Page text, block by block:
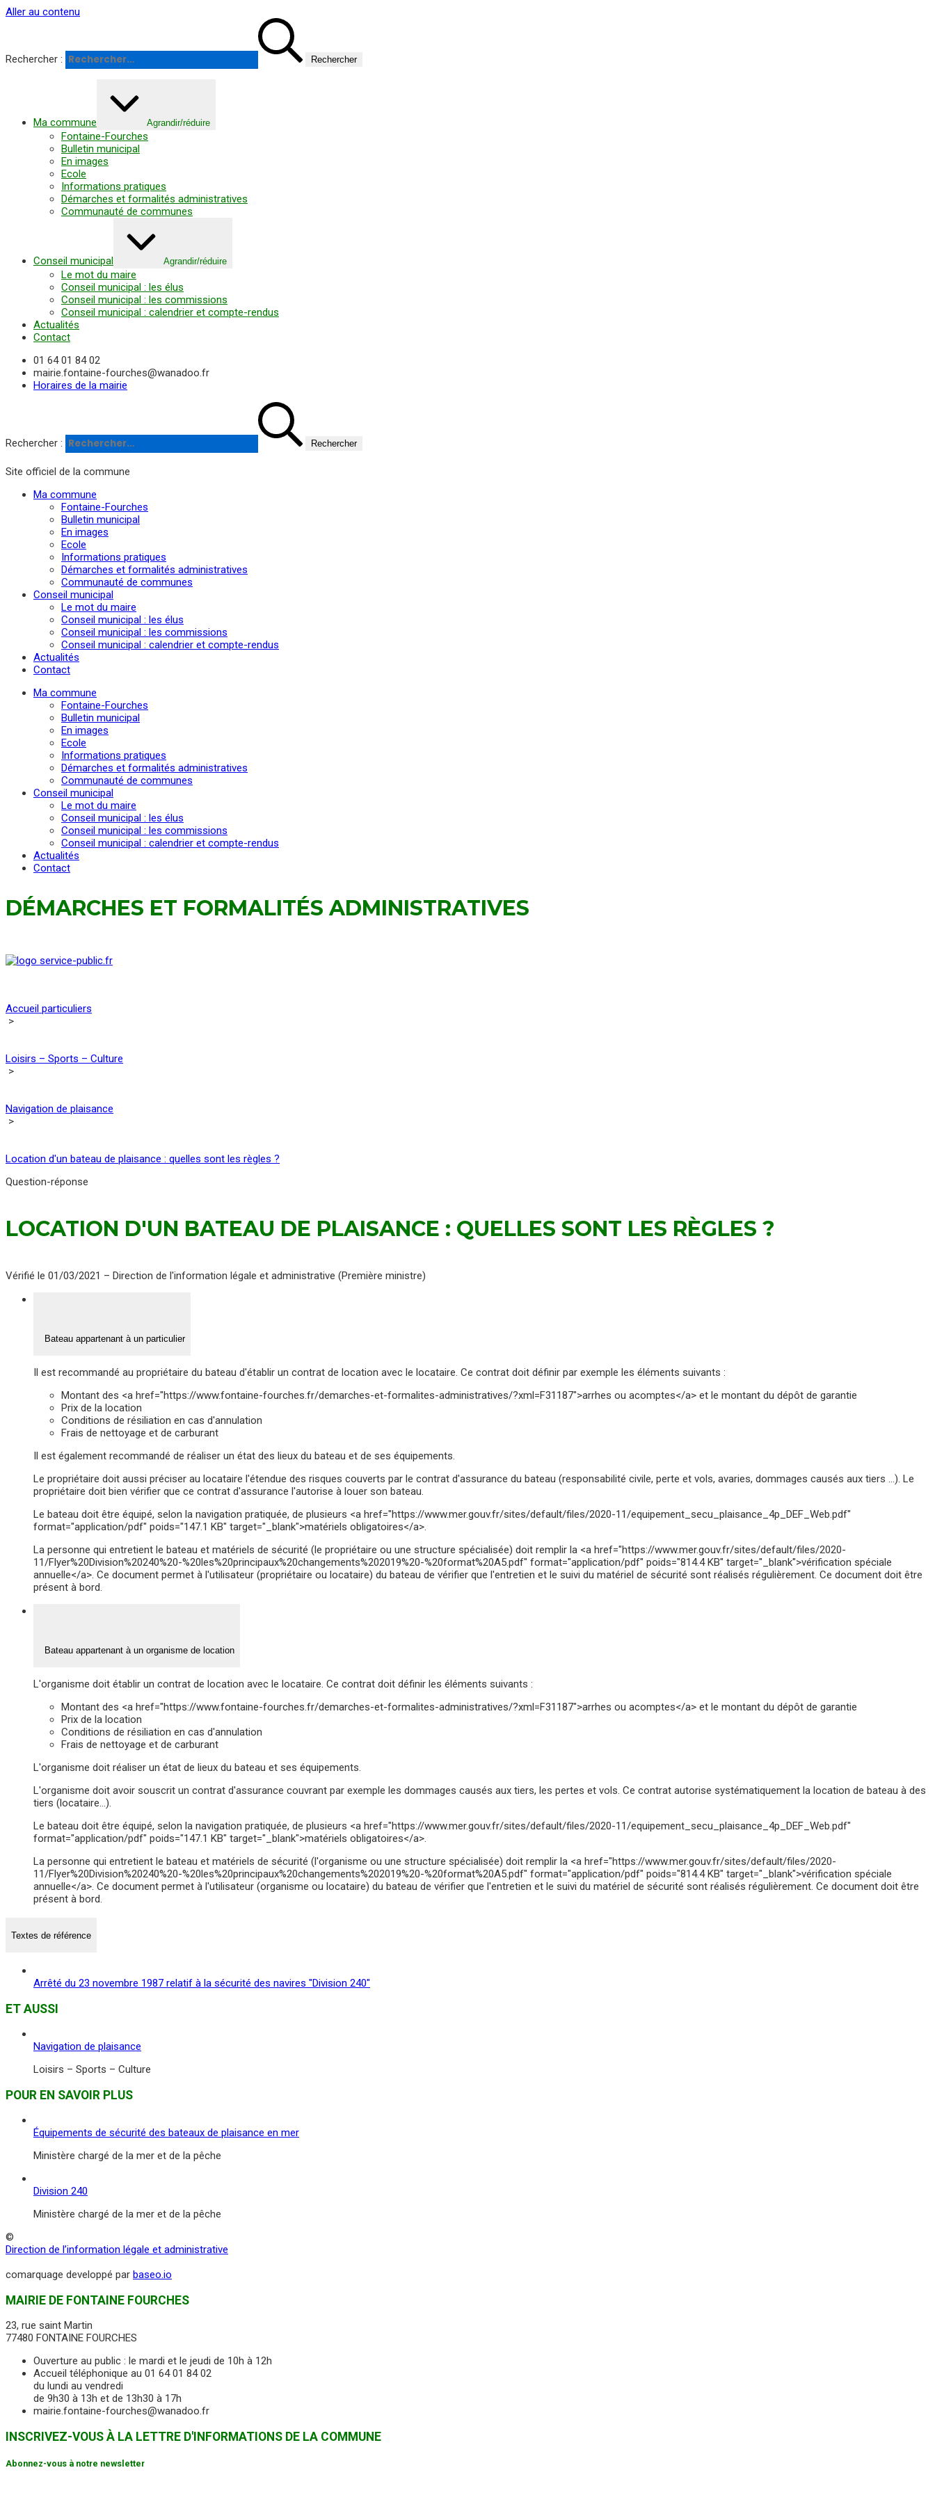
Panneau de gestion des cookies
Aller au contenu
Rechercher :
Ma commune Agrandir/réduire
Fontaine-Fourches
Bulletin municipal
En images
Ecole
Informations pratiques
Démarches et formalités administratives
Communauté de communes
Conseil municipal Agrandir/réduire
Le mot du maire
Conseil municipal : les élus
Conseil municipal : les commissions
Conseil municipal : calendrier et compte-rendus
Actualités
Contact
01 64 01 84 02
mairie.fontaine-fourches@wanadoo.fr
Horaires de la mairie
Rechercher :
Site officiel de la commune
Ma commune
Fontaine-Fourches
Bulletin municipal
En images
Ecole
Informations pratiques
Démarches et formalités administratives
Communauté de communes
Conseil municipal
Le mot du maire
Conseil municipal : les élus
Conseil municipal : les commissions
Conseil municipal : calendrier et compte-rendus
Actualités
Contact
Ma commune
Fontaine-Fourches
Bulletin municipal
En images
Ecole
Informations pratiques
Démarches et formalités administratives
Communauté de communes
Conseil municipal
Le mot du maire
Conseil municipal : les élus
Conseil municipal : les commissions
Conseil municipal : calendrier et compte-rendus
Actualités
Contact
DÉMARCHES ET FORMALITÉS ADMINISTRATIVES
Accueil particuliers
>
Loisirs – Sports – Culture
>
Navigation de plaisance
>
Location d'un bateau de plaisance : quelles sont les règles ?
Question-réponse
LOCATION D'UN BATEAU DE PLAISANCE : QUELLES SONT LES RÈGLES ?
Vérifié le 01/03/2021 – Direction de l'information légale et administrative (Première ministre)
Bateau appartenant à un particulier
Il est recommandé au propriétaire du bateau d'établir un contrat de location avec le locataire. Ce contrat doit définir par exemple les éléments suivants :
Montant des <a href="https://www.fontaine-fourches.fr/demarches-et-formalites-administratives/?xml=F31187">arrhes ou acomptes</a> et le montant du dépôt de garantie
Prix de la location
Conditions de résiliation en cas d'annulation
Frais de nettoyage et de carburant
Il est également recommandé de réaliser un état des lieux du bateau et de ses équipements.
Le propriétaire doit aussi préciser au locataire l'étendue des risques couverts par le contrat d'assurance du bateau (responsabilité civile, perte et vols, avaries, dommages causés aux tiers …). Le
propriétaire doit bien vérifier que ce contrat d'assurance l'autorise à louer son bateau.
Le bateau doit être équipé, selon la navigation pratiquée, de plusieurs <a href="https://www.mer.gouv.fr/sites/default/files/2020-11/equipement_secu_plaisance_4p_DEF_Web.pdf"
format="application/pdf" poids="147.1 KB" target="_blank">matériels obligatoires</a>.
La personne qui entretient le bateau et matériels de sécurité (le propriétaire ou une structure spécialisée) doit remplir la <a href="https://www.mer.gouv.fr/sites/default/files/2020-
11/Flyer%20Division%20240%20-%20les%20principaux%20changements%202019%20-%20format%20A5.pdf" format="application/pdf" poids="814.4 KB" target="_blank">vérification spéciale
annuelle</a>. Ce document permet à l'utilisateur (propriétaire ou locataire) du bateau de vérifier que l'entretien et le suivi du matériel de sécurité sont réalisés régulièrement. Ce document doit être
présent à bord.
Bateau appartenant à un organisme de location
L'organisme doit établir un contrat de location avec le locataire. Ce contrat doit définir les éléments suivants :
Montant des <a href="https://www.fontaine-fourches.fr/demarches-et-formalites-administratives/?xml=F31187">arrhes ou acomptes</a> et le montant du dépôt de garantie
Prix de la location
Conditions de résiliation en cas d'annulation
Frais de nettoyage et de carburant
L'organisme doit réaliser un état de lieux du bateau et ses équipements.
L'organisme doit avoir souscrit un contrat d'assurance couvrant par exemple les dommages causés aux tiers, les pertes et vols. Ce contrat autorise systématiquement la location de bateau à des
tiers (locataire…).
Le bateau doit être équipé, selon la navigation pratiquée, de plusieurs <a href="https://www.mer.gouv.fr/sites/default/files/2020-11/equipement_secu_plaisance_4p_DEF_Web.pdf"
format="application/pdf" poids="147.1 KB" target="_blank">matériels obligatoires</a>.
La personne qui entretient le bateau et matériels de sécurité (l'organisme ou une structure spécialisée) doit remplir la <a href="https://www.mer.gouv.fr/sites/default/files/2020-
11/Flyer%20Division%20240%20-%20les%20principaux%20changements%202019%20-%20format%20A5.pdf" format="application/pdf" poids="814.4 KB" target="_blank">vérification spéciale
annuelle</a>. Ce document permet à l'utilisateur (organisme ou locataire) du bateau de vérifier que l'entretien et le suivi du matériel de sécurité sont réalisés régulièrement. Ce document doit être
présent à bord.
Textes de référence
Arrêté du 23 novembre 1987 relatif à la sécurité des navires "Division 240"
ET AUSSI
Navigation de plaisance
Loisirs – Sports – Culture
POUR EN SAVOIR PLUS
Équipements de sécurité des bateaux de plaisance en mer
Ministère chargé de la mer et de la pêche
Division 240
Ministère chargé de la mer et de la pêche
©
Direction de l’information légale et administrative
comarquage developpé par baseo.io
MAIRIE DE FONTAINE FOURCHES
23, rue saint Martin
77480 FONTAINE FOURCHES
Ouverture au public : le mardi et le jeudi de 10h à 12h
Accueil téléphonique au 01 64 01 84 02
du lundi au vendredi
de 9h30 à 13h et de 13h30 à 17h
mairie.fontaine-fourches@wanadoo.fr
INSCRIVEZ-VOUS À LA LETTRE D'INFORMATIONS DE LA COMMUNE
Abonnez-vous à notre newsletter